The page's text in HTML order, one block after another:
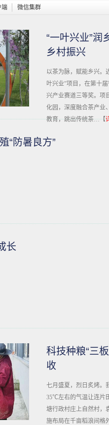
端 微信集群
“一叶兴业”润
乡村振兴
以茶为脉，赋能乡兴。
叶兴业”项目，在第十
兴产业赛道三等奖。项
化园，深度融合茶产业
教育，跳出传统茶…【
“防暑良方”
长
科技种粮“三
收
七月盛夏，烈日炙烤。
35℃左右的气温让连片
塘行政村庄上自然村，
施布局在千亩稻浪间格